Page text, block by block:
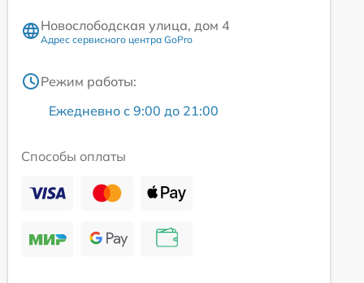
Новослободская улица, дом 4
Адрес сервисного центра GoPro
Режим работы:
Ежедневно с 9:00 до 21:00
Способы оплаты